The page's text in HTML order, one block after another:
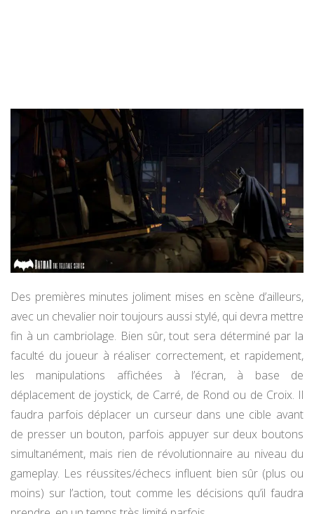
Des premières minutes joliment mises en scène d’ailleurs,
avec un chevalier noir toujours aussi stylé, qui devra mettre
fin à un cambriolage. Bien sûr, tout sera déterminé par la
faculté du joueur à réaliser correctement, et rapidement,
les manipulations affichées à l’écran, à base de
déplacement de joystick, de Carré, de Rond ou de Croix. Il
faudra parfois déplacer un curseur dans une cible avant
de presser un bouton, parfois appuyer sur deux boutons
simultanément, mais rien de révolutionnaire au niveau du
gameplay. Les réussites/échecs influent bien sûr (plus ou
moins) sur l’action, tout comme les décisions qu’il faudra